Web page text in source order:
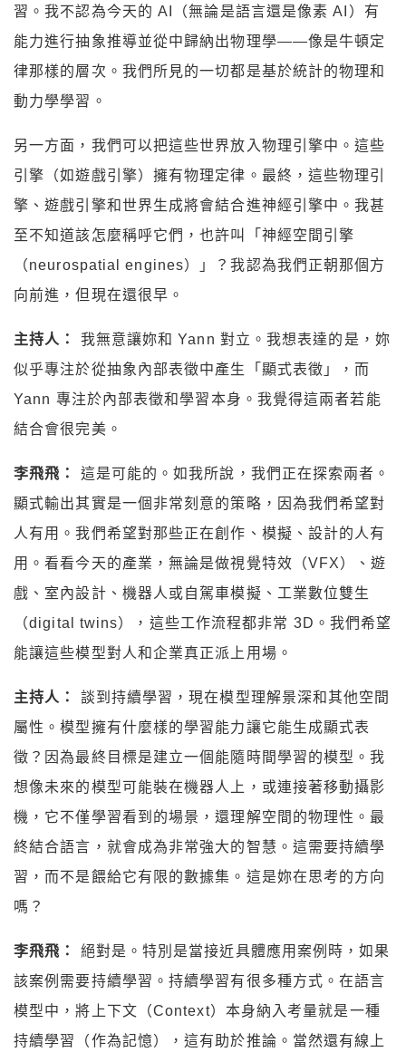
習。我不認為今天的 AI（無論是語言還是像素 AI）有
能力進行抽象推導並從中歸納出物理學——像是牛頓定
律那樣的層次。我們所見的一切都是基於統計的物理和
動力學學習。
另一方面，我們可以把這些世界放入物理引擎中。這些
引擎（如遊戲引擎）擁有物理定律。最終，這些物理引
擎、遊戲引擎和世界生成將會結合進神經引擎中。我甚
至不知道該怎麼稱呼它們，也許叫「神經空間引擎
（neurospatial engines）」？我認為我們正朝那個方
向前進，但現在還很早。
主持人：
我無意讓妳和 Yann 對立。我想表達的是，妳
似乎專注於從抽象內部表徵中產生「顯式表徵」，而
Yann 專注於內部表徵和學習本身。我覺得這兩者若能
結合會很完美。
李飛飛：
這是可能的。如我所說，我們正在探索兩者。
顯式輸出其實是一個非常刻意的策略，因為我們希望對
人有用。我們希望對那些正在創作、模擬、設計的人有
用。看看今天的產業，無論是做視覺特效（VFX）、遊
戲、室內設計、機器人或自駕車模擬、工業數位雙生
（digital twins），這些工作流程都非常 3D。我們希望
能讓這些模型對人和企業真正派上用場。
主持人：
談到持續學習，現在模型理解景深和其他空間
屬性。模型擁有什麼樣的學習能力讓它能生成顯式表
徵？因為最終目標是建立一個能隨時間學習的模型。我
想像未來的模型可能裝在機器人上，或連接著移動攝影
機，它不僅學習看到的場景，還理解空間的物理性。最
終結合語言，就會成為非常強大的智慧。這需要持續學
習，而不是餵給它有限的數據集。這是妳在思考的方向
嗎？
李飛飛：
絕對是。特別是當接近具體應用案例時，如果
該案例需要持續學習。持續學習有很多種方式。在語言
模型中，將上下文（Context）本身納入考量就是一種
持續學習（作為記憶），這有助於推論。當然還有線上